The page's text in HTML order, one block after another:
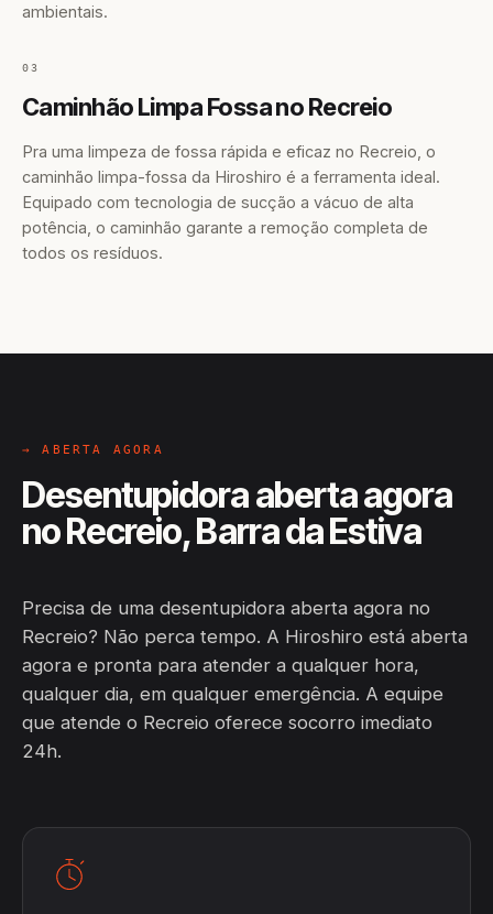
ambientais.
03
Caminhão Limpa Fossa no Recreio
Pra uma limpeza de fossa rápida e eficaz no Recreio, o
caminhão limpa-fossa da Hiroshiro é a ferramenta ideal.
Equipado com tecnologia de sucção a vácuo de alta
potência, o caminhão garante a remoção completa de
todos os resíduos.
→ ABERTA AGORA
Desentupidora aberta agora
no Recreio, Barra da Estiva
Precisa de uma desentupidora aberta agora no
Recreio? Não perca tempo. A Hiroshiro está aberta
agora e pronta para atender a qualquer hora,
qualquer dia, em qualquer emergência. A equipe
que atende o Recreio oferece socorro imediato
24h.